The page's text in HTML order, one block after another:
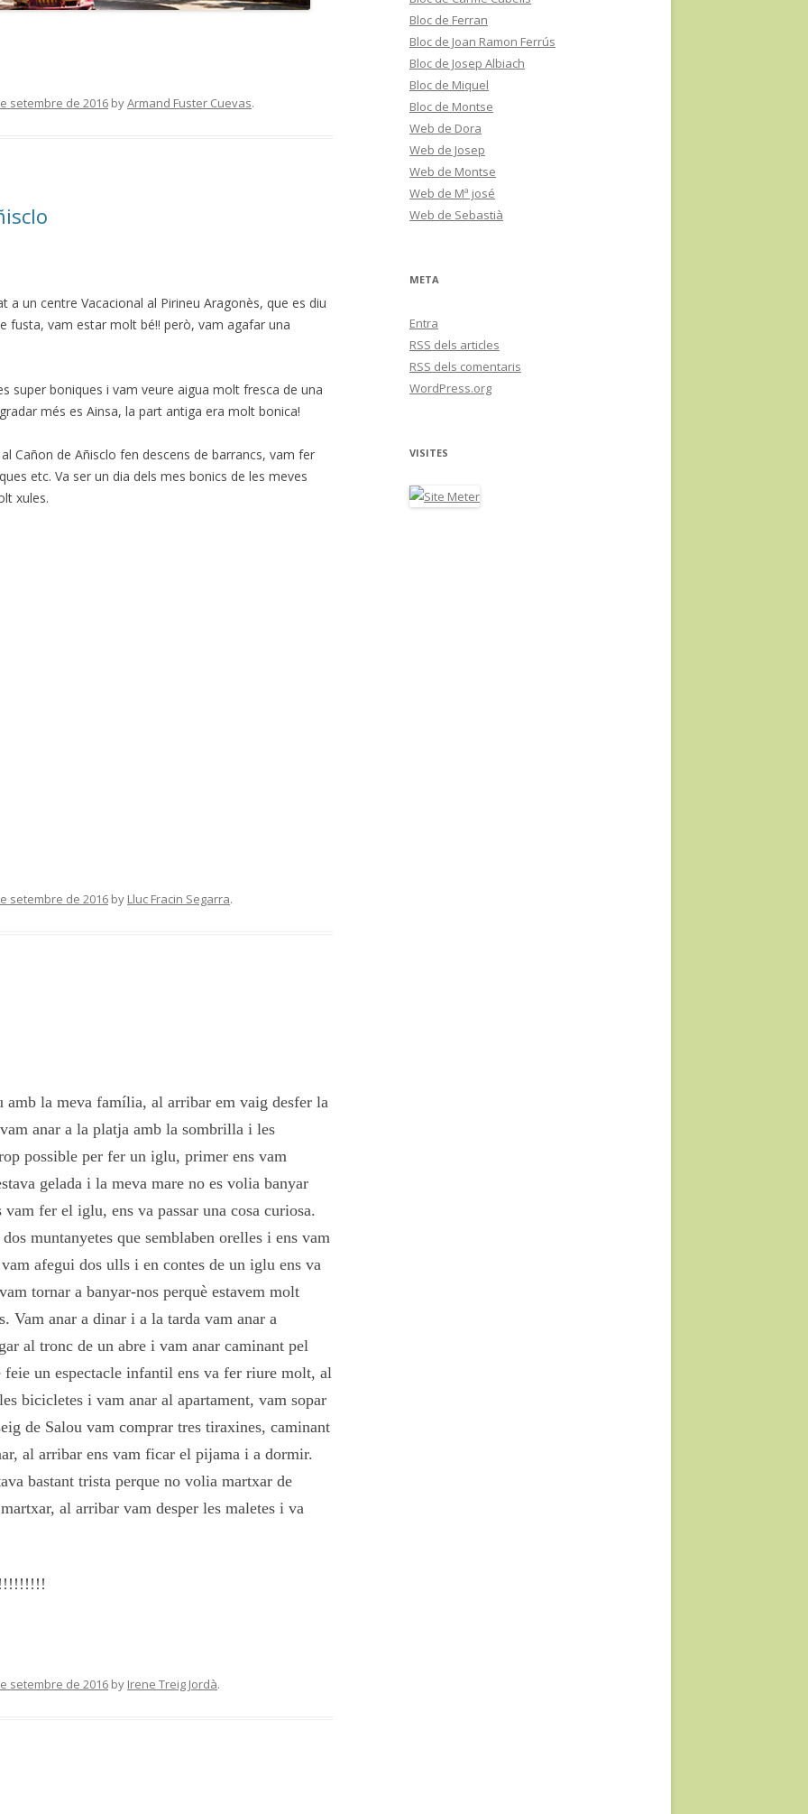
setembre de 2016 byArmand Fuster Cuevas.
a un centre Vacacional al Pirineu Aragonès, que es diu
fusta, vam estar molt bé!! però, vam agafar una
super boniques i vam veure aigua molt fresca de una
més es Ainsa, la part antiga era molt bonica!
Cañon de Añisclo fen descens de barrancs, vam fer
etc. Va ser un dia dels mes bonics de les meves
xules.
setembre de 2016 by Lluc Fracin Segarra.
amb la meva família, al arribar em vaig desfer la
anar a la platja amb la sombrilla i les
possible per fer un iglu, primer ens vam
gelada i la meva mare no es volia banyar
vam fer el iglu, ens va passar una cosa curiosa.
muntanyetes que semblaben orelles i ens vam
afegui dos ulls i en contes de un iglu ens va
tornar a banyar-nos perquè estavem molt
Vam anar a dinar i a la tarda vam anar a
al tronc de un abre i vam anar caminant pel
feie un espectacle infantil ens va fer riure molt, al
bicicletes i vam anar al apartament, vam sopar
de Salou vam comprar tres tiraxines, caminant
al arribar ens vam ficar el pijama i a dormir.
bastant trista perque no volia martxar de
al arribar vam desper les maletes i va
setembre de 2016 by Irene Treig Jordà.
Bloc de Ferran
Bloc de Joan Ramon Ferrús
Bloc de Josep Albiach
Bloc de Miquel
Bloc de Montse
Web de Dora
Web de Josep
Web de Montse
Web de Mª josé
Web de Sebastià
META
Entra
RSS dels articles
RSS dels comentaris
WordPress.org
VISITES